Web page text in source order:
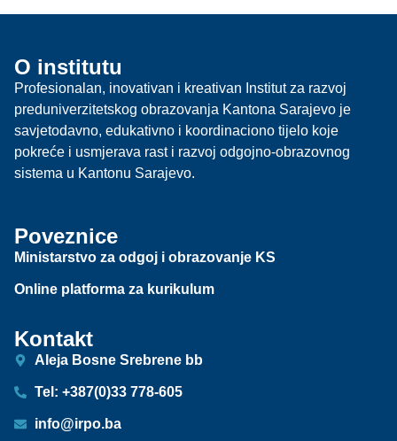
O institutu
Profesionalan, inovativan i kreativan Institut za razvoj
preduniverzitetskog obrazovanja Kantona Sarajevo je
savjetodavno, edukativno i koordinaciono tijelo koje
pokreće i usmjerava rast i razvoj odgojno-obrazovnog
sistema u Kantonu Sarajevo.
Poveznice
Ministarstvo za odgoj i obrazovanje KS
Online platforma za kurikulum
Kontakt
Aleja Bosne Srebrene bb
Tel: +387(0)33 778-605
info@irpo.ba